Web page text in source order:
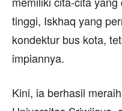
tinggi, Iskhaq yang
kondektur bus kota,
impiannya.
Kini, ia berhasil